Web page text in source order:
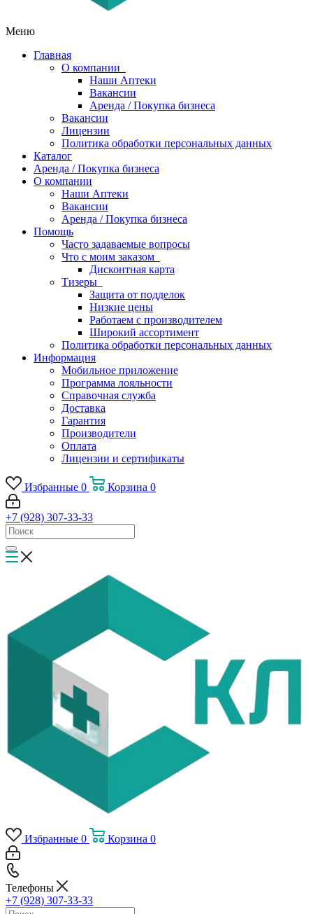
Меню
Главная
О компании
Наши Аптеки
Вакансии
Аренда / Покупка бизнеса
Вакансии
Лицензии
Политика обработки персональных данных
Каталог
Аренда / Покупка бизнеса
О компании
Наши Аптеки
Вакансии
Аренда / Покупка бизнеса
Помощь
Часто задаваемые вопросы
Что с моим заказом
Дисконтная карта
Тизеры
Защита от подделок
Низкие цены
Работаем с производителем
Широкий ассортимент
Политика обработки персональных данных
Информация
Мобильное приложение
Программа лояльности
Справочная служба
Доставка
Гарантия
Производители
Оплата
Лицензии и сертификаты
Избранные 0 Корзина 0
+7 (928) 307-33-33
Избранные 0 Корзина 0
Телефоны
+7 (928) 307-33-33